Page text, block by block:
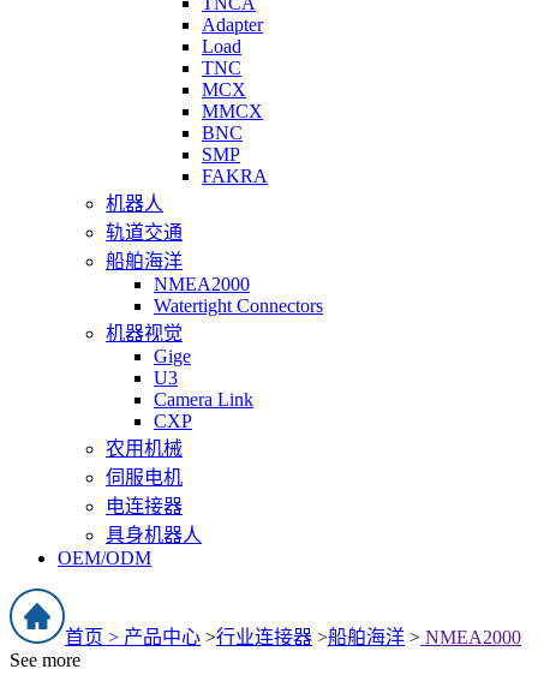
Adapter
Load
TNC
MCX
MMCX
BNC
SMP
FAKRA
机器人
轨道交通
船舶海洋
NMEA2000
Watertight Connectors
机器视觉
Gige
U3
Camera Link
CXP
农用机械
伺服电机
电连接器
具身机器人
OEM/ODM
首页 > 产品中心 >行业连接器 >船舶海洋 > NMEA2000
See more